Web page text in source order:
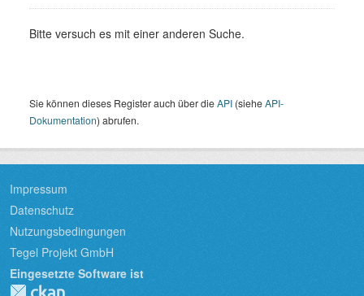
Bitte versuch es mit einer anderen Suche.
Sie können dieses Register auch über dieAPI (sieheAPI-
Dokumentation) abrufen.
Impressum
Datenschutz
Nutzungsbedingungen
Tegel Projekt GmbH
Eingesetzte Software ist